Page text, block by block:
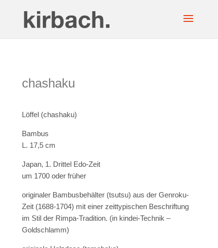
chashaku
Löffel (chashaku)
Bambus
L. 17,5 cm
Japan, 1. Drittel Edo-Zeit
um 1700 oder früher
originaler Bambusbehälter (tsutsu) aus der Genroku-
Zeit (1688-1704) mit einer zeittypischen Beschriftung
im Stil der Rimpa-Tradition. (in kindei-Technik –
Goldschlamm)